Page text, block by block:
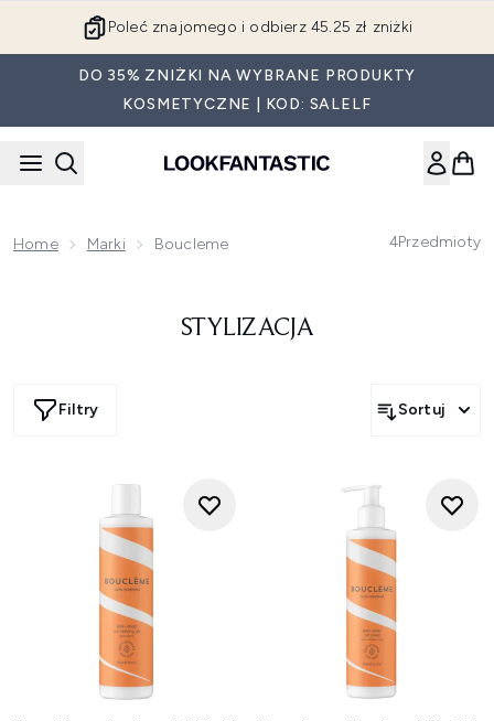
Poleć znajomego i odbierz 45.25 zł zniżki
DO 35% ZNIŻKI NA WYBRANE PRODUKTY
KOSMETYCZNE | KOD: SALELF
Home Marki Boucleme 4Przedmioty
STYLIZACJA
Filtry Sortuj